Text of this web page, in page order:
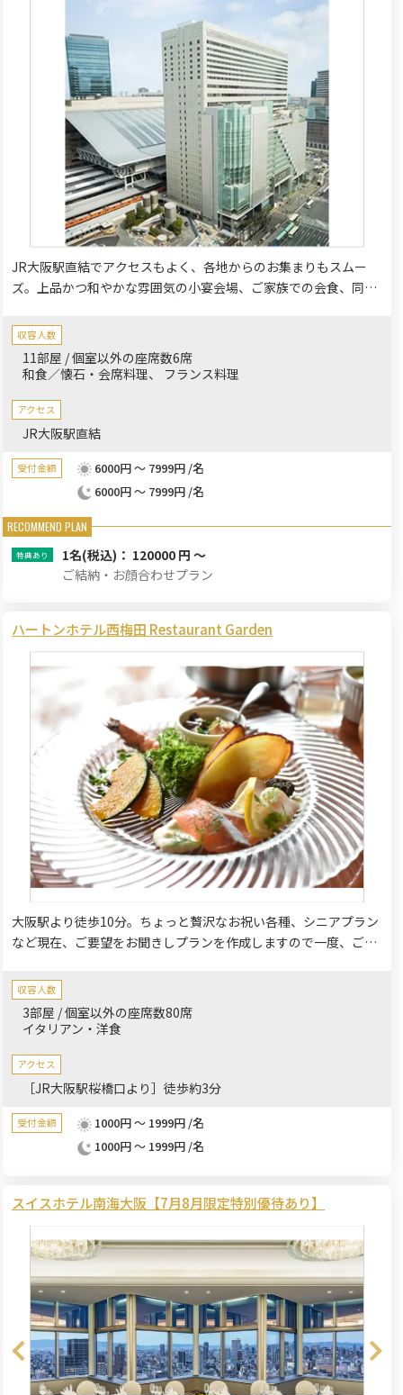
JR大阪駅直結でアクセスもよく、各地からのお集まりもスムー
ズ。上品かつ和やかな雰囲気の小宴会場、ご家族での会食、同窓
いをプロデュースいたします。
収容人数
11部屋 / 個室以外の座席数6席
和食／懐石・会席料理
フランス料理
アクセス
JR大阪駅直結
受付金額
6000円 ～ 7999円 /名
6000円 ～ 7999円 /名
1名(税込)： 120000 円 ～
ご結納・お顔合わせプラン
ハートンホテル西梅田 Restaurant Garden
大阪駅より徒歩10分。ちょっと贅沢なお祝い各種、シニアプラン
など現在、ご要望をお聞きしプランを作成しますので一度、ご相
収容人数
3部屋 / 個室以外の座席数80席
イタリアン・洋食
アクセス
［JR大阪駅桜橋口より］徒歩約3分
受付金額
1000円 ～ 1999円 /名
1000円 ～ 1999円 /名
スイスホテル南海大阪【7月8月限定特別優待あり】